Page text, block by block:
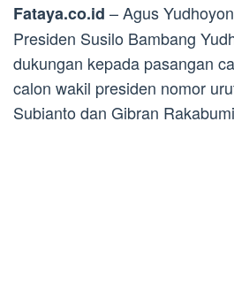
Fataya.co.id – Agus
Presiden Susilo Bambang
dukungan kepada pasangan
calon wakil presiden nomor
Subianto dan Gibran